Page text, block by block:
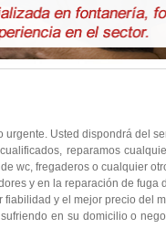
Usted dispondrá del
reparamos
wc, fregaderos o cualquier
y en la reparación de fuga
fiabilidad y el mejor precio del
en su domicilio o